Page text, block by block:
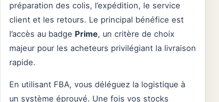
préparation des colis, l’expédition, le service
client et les retours. Le principal bénéfice est
l’accès au badge Prime, un critère de choix
majeur pour les acheteurs privilégiant la livraison
rapide.
En utilisant FBA, vous déléguez la logistique à
un système éprouvé. Une fois vos stocks